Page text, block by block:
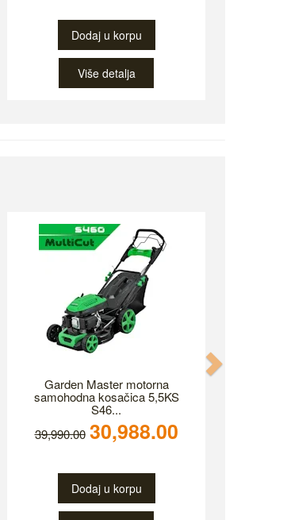
Dodaj u korpu
Više detalja
Garden Master motorna
samohodna kosačica 5,5KS
S46...
39,990.00 30,988.00
Dodaj u korpu